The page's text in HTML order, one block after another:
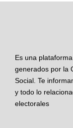
Es una
generados por la
Social. Te
y todo lo
electorales